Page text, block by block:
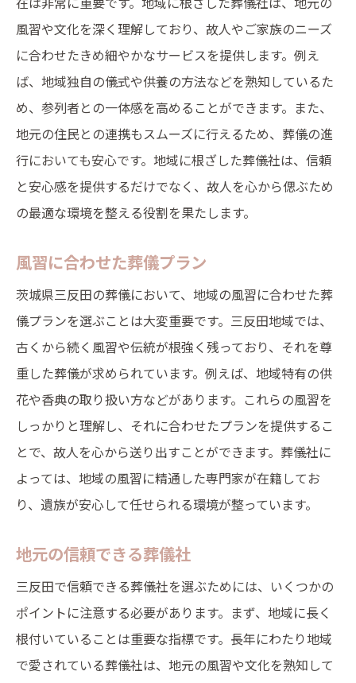
風習や文化を深く理解しており、故人やご家族のニーズ
に合わせたきめ細やかなサービスを提供します。例え
ば、地域独自の儀式や供養の方法などを熟知しているた
め、参列者との一体感を高めることができます。また、
地元の住民との連携もスムーズに行えるため、葬儀の進
行においても安心です。地域に根ざした葬儀社は、信頼
と安心感を提供するだけでなく、故人を心から偲ぶため
の最適な環境を整える役割を果たします。
風習に合わせた葬儀プラン
茨城県三反田の葬儀において、地域の風習に合わせた葬
儀プランを選ぶことは大変重要です。三反田地域では、
古くから続く風習や伝統が根強く残っており、それを尊
重した葬儀が求められています。例えば、地域特有の供
花や香典の取り扱い方などがあります。これらの風習を
しっかりと理解し、それに合わせたプランを提供するこ
とで、故人を心から送り出すことができます。葬儀社に
よっては、地域の風習に精通した専門家が在籍してお
り、遺族が安心して任せられる環境が整っています。
地元の信頼できる葬儀社
三反田で信頼できる葬儀社を選ぶためには、いくつかの
ポイントに注意する必要があります。まず、地域に長く
根付いていることは重要な指標です。長年にわたり地域
で愛されている葬儀社は、地元の風習や文化を熟知して